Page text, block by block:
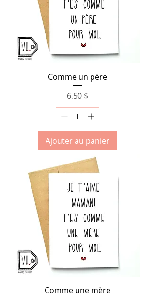
Comme un père
Prix
6,50 $
Ajouter au panier
Comme une mère